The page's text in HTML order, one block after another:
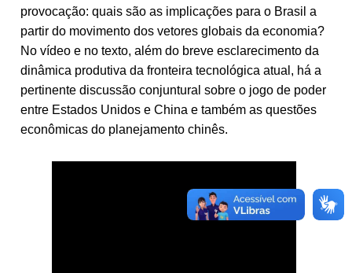
provocação: quais são as implicações para o Brasil a
partir do movimento dos vetores globais da economia?
No vídeo e no texto, além do breve esclarecimento da
dinâmica produtiva da fronteira tecnológica atual, há a
pertinente discussão conjuntural sobre o jogo de poder
entre Estados Unidos e China e também as questões
econômicas do planejamento chinês.